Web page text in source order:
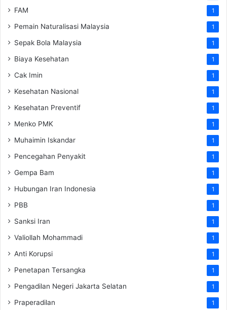
FAM 1
Pemain Naturalisasi Malaysia 1
Sepak Bola Malaysia 1
Biaya Kesehatan 1
Cak Imin 1
Kesehatan Nasional 1
Kesehatan Preventif 1
Menko PMK 1
Muhaimin Iskandar 1
Pencegahan Penyakit 1
Gempa Bam 1
Hubungan Iran Indonesia 1
PBB 1
Sanksi Iran 1
Valiollah Mohammadi 1
Anti Korupsi 1
Penetapan Tersangka 1
Pengadilan Negeri Jakarta Selatan 1
Praperadilan 1